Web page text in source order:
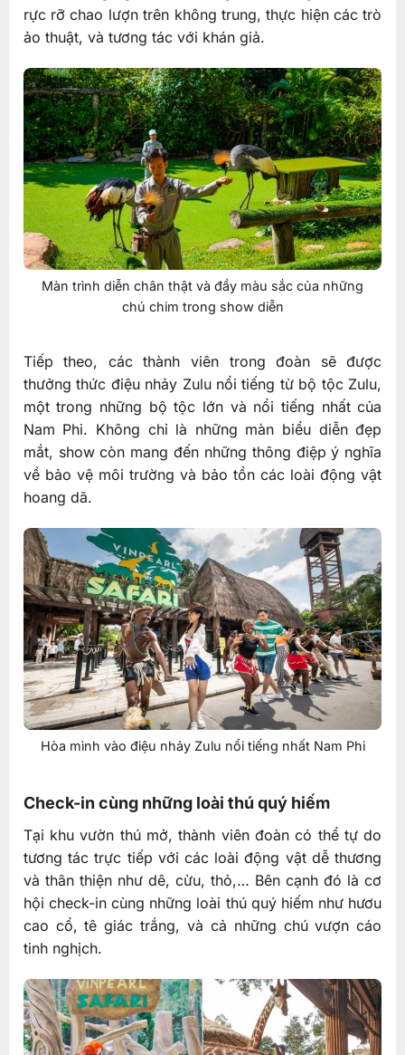
rực rỡ chao lượn trên không trung, thực hiện các trò
ảo thuật, và tương tác với khán giả.
Màn trình diễn chân thật và đầy màu sắc của những
chú chim trong show diễn
Tiếp theo, các thành viên trong đoàn sẽ được
thưởng thức điệu nhảy Zulu nổi tiếng từ bộ tộc Zulu,
một trong những bộ tộc lớn và nổi tiếng nhất của
Nam Phi. Không chỉ là những màn biểu diễn đẹp
mắt, show còn mang đến những thông điệp ý nghĩa
về bảo vệ môi trường và bảo tồn các loài động vật
hoang dã.
Hòa mình vào điệu nhảy Zulu nổi tiếng nhất Nam Phi
Check-in cùng những loài thú quý hiếm
Tại khu vườn thú mở, thành viên đoàn có thể tự do
tương tác trực tiếp với các loài động vật dễ thương
và thân thiện như dê, cừu, thỏ,… Bên cạnh đó là cơ
hội check-in cùng những loài thú quý hiếm như hươu
cao cổ, tê giác trắng, và cả những chú vượn cáo
tinh nghịch.